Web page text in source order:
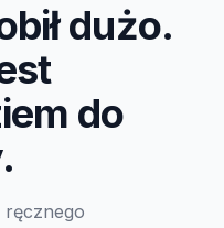
dużo.
do
ręcznego